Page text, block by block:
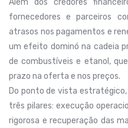
Além dos credores
fornecedores e parceiros
atrasos nos pagamentos e
um efeito dominó na cadeia
de combustíveis e etanol,
prazo na oferta e nos preços.
Do ponto de vista
três pilares: execução
rigorosa e recuperação das